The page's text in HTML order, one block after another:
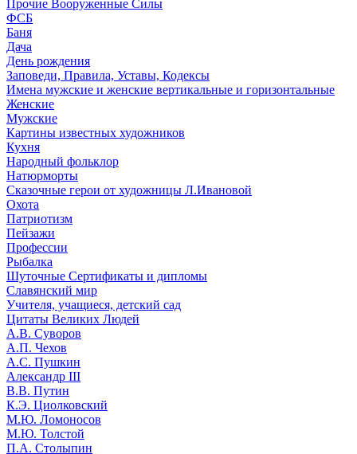
Прочие Вооруженные Силы
ФСБ
Баня
Дача
День рождения
Заповеди, Правила, Уставы, Кодексы
Имена мужские и женские вертикальные и горизонтальные
Женские
Мужские
Картины известных художников
Кухня
Народный фольклор
Натюрморты
Сказочные герои от художницы Л.Ивановой
Охота
Патриотизм
Пейзажи
Профессии
Рыбалка
Шуточные Сертификаты и дипломы
Славянский мир
Учителя, учащиеся, детский сад
Цитаты Великих Людей
А.В. Суворов
А.П. Чехов
А.С. Пушкин
Александр III
В.В. Путин
К.Э. Циолковский
М.Ю. Ломоносов
М.Ю. Толстой
П.А. Столыпин